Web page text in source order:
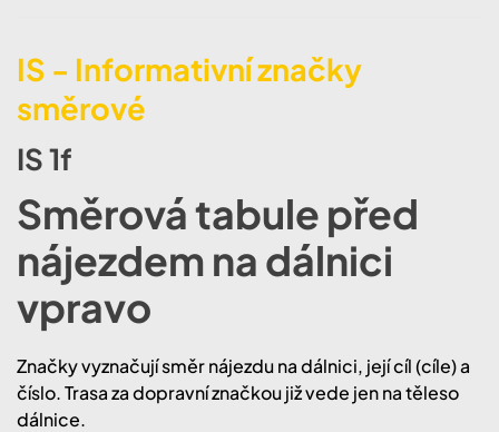
IS - Informativní značky
směrové
IS 1f
Směrová tabule před
nájezdem na dálnici
vpravo
Značky vyznačují směr nájezdu na dálnici, její cíl (cíle) a
číslo. Trasa za dopravní značkou již vede jen na těleso
dálnice.